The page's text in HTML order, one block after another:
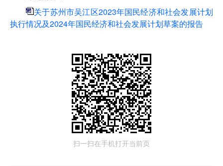
关于苏州市吴江区2023年国民经济和社会发展计划
执行情况及2024年国民经济和社会发展计划草案的报告
扫一扫在手机打开当前页